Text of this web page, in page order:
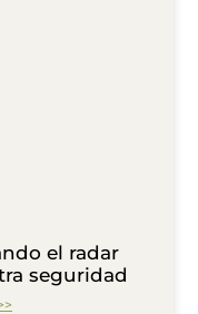
el radar
seguridad